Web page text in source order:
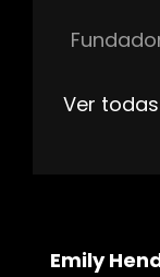
Ver
Emily